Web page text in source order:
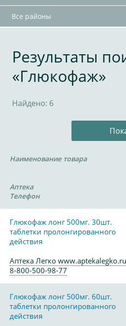
Все районы
Результаты
«Глюкофаж»
Найдено: 6
Наименование товара
Аптека
Телефон
Глюкофаж лонг 500мг. 30шт.
таблетки пролонгированного
действия
Аптека Легко www.aptekalegko.ru
8-800-500-98-77
Глюкофаж лонг 500мг. 60шт.
таблетки пролонгированного
действия